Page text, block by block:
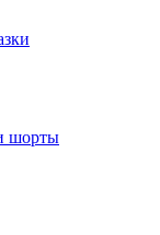
шорты